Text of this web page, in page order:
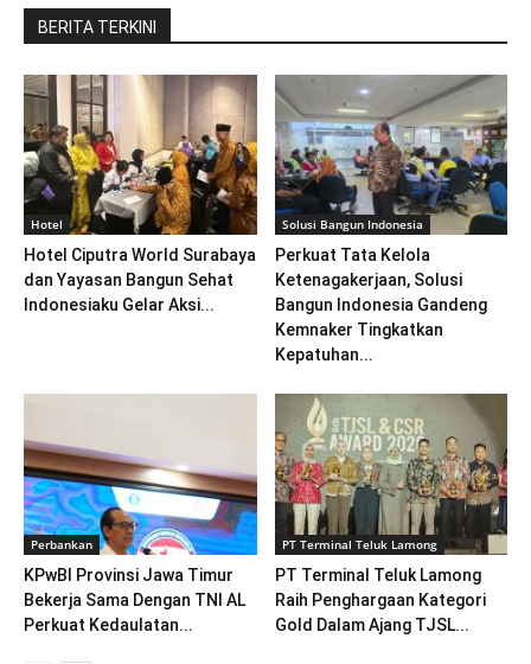
BERITA TERKINI
Hotel
Hotel Ciputra World Surabaya
dan Yayasan Bangun Sehat
Indonesiaku Gelar Aksi...
Solusi Bangun Indonesia
Perkuat Tata Kelola
Ketenagakerjaan, Solusi
Bangun Indonesia Gandeng
Kemnaker Tingkatkan
Kepatuhan...
Perbankan
KPwBI Provinsi Jawa Timur
Bekerja Sama Dengan TNI AL
Perkuat Kedaulatan...
PT Terminal Teluk Lamong
PT Terminal Teluk Lamong
Raih Penghargaan Kategori
Gold Dalam Ajang TJSL...